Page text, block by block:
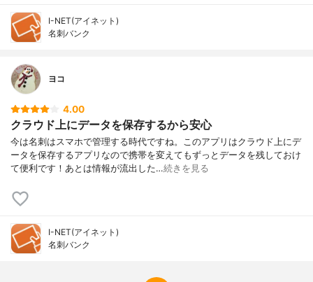
I-NET(アイネット)
名刺バンク
ヨコ
4.00
クラウド上にデータを保存するから安心
今は名刺はスマホで管理する時代ですね。このアプリはクラウド上にデ
ータを保存するアプリなので携帯を変えてもずっとデータを残しておけ
て便利です！あとは情報が流出した…続きを見る
I-NET(アイネット)
名刺バンク